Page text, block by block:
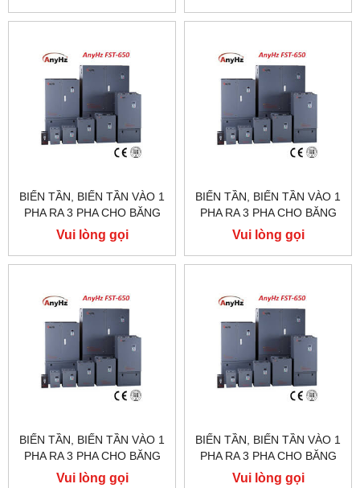
BIẾN TẦN, BIẾN TẦN VÀO 1
PHA RA 3 PHA CHO BĂNG
TẢI, FST650, FST500,10HP
Vui lòng gọi
BIẾN TẦN, BIẾN TẦN VÀO 1
PHA RA 3 PHA CHO BĂNG
TẢI, FST650, FST500,7.5HP
Vui lòng gọi
BIẾN TẦN, BIẾN TẦN VÀO 1
PHA RA 3 PHA CHO BĂNG
TẢI, FST650, FST500,5HP
Vui lòng gọi
BIẾN TẦN, BIẾN TẦN VÀO 1
PHA RA 3 PHA CHO BĂNG
TẢI, FST650, FST500,2HP
Vui lòng gọi